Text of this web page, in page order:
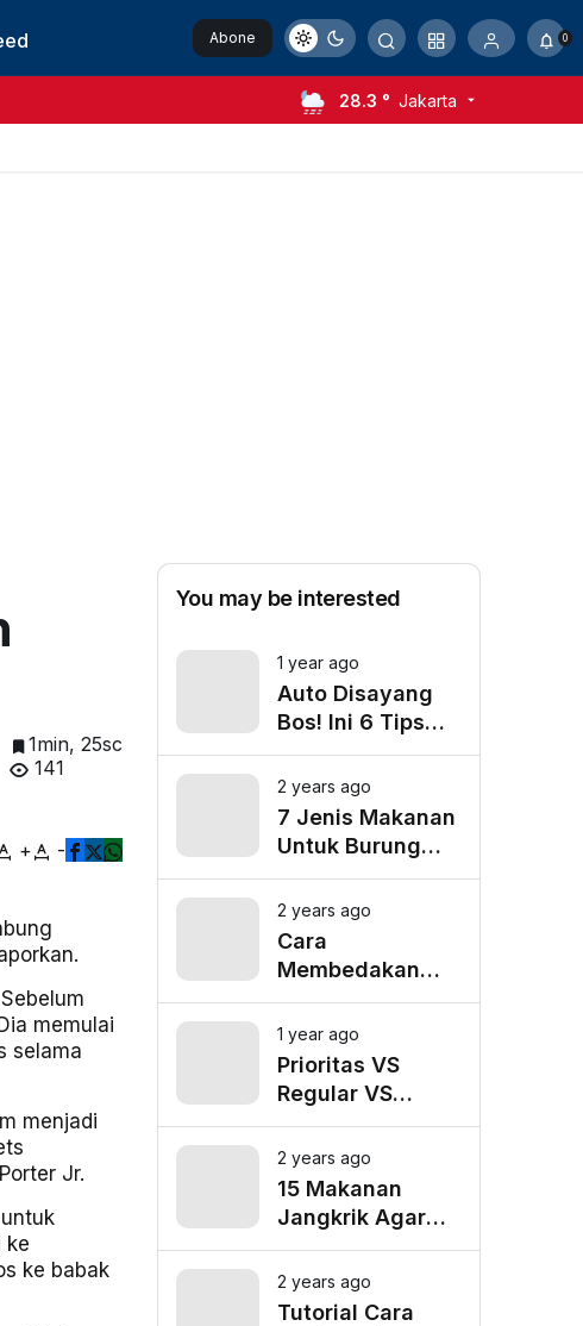
Abone
Ol
0
28.3 ° Jakarta
1min, 25sc
141
+
-
memulai
selama
menjadi
Jr.
ke
ke babak
You may be interested
1 year ago
Auto Disayang
Bos! Ini 6 Tips
Biar Nggak Telat
Datang ke Kantor
2 years ago
7 Jenis Makanan
Untuk Burung
Cucak Ranting
Agar Gacor
2 years ago
Cara
Membedakan
Cucak Ranting
Jantan Dan
Betina
1 year ago
Prioritas VS
Regular VS
Pooling
Lalamove, Mana
yang Paling
Cocok untuk
Kebutuhan
2 years ago
15 Makanan
Jangkrik Agar
Burung Kicau
Tampil Maksimal
2 years ago
Tutorial Cara